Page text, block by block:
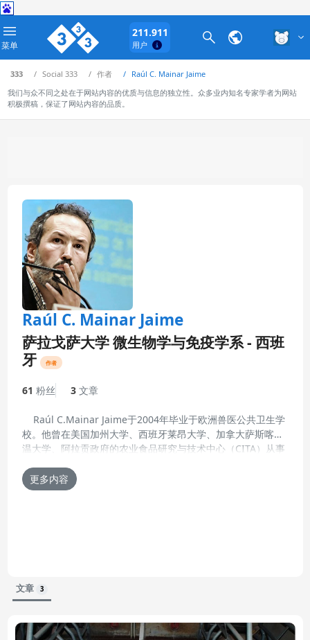
菜单
211.911
用户
333 Social 333 作者
Raúl C. Mainar Jaime
我们与众不同之处在于网站内容的优质与信息的独立性。众多业内知名专家学者为网站
积极撰稿，保证了网站内容的品质。
Raúl C. Mainar Jaime
萨拉戈萨大学 微生物学与免疫学系 - 西班
牙
作者
61 粉丝 3文章
Raúl C.Mainar Jaime于2004年毕业于欧洲兽医公共卫生学
校。他曾在美国加州大学、西班牙莱昂大学、加拿大萨斯喀彻
温大学、阿拉贡政府的农业食品研究与技术中心（CITA）从事
兽医流行病学领域，将新的流行病学工具应用于临床实践中动
物疾病传播的相关研究。他曾参与了多项研究项目，并发表了
更多内容
文章 3